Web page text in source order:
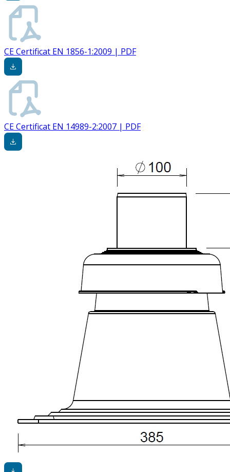
CE Certificat EN 1856-1:2009 | PDF
CE Certificat EN 14989-2:2007 | PDF